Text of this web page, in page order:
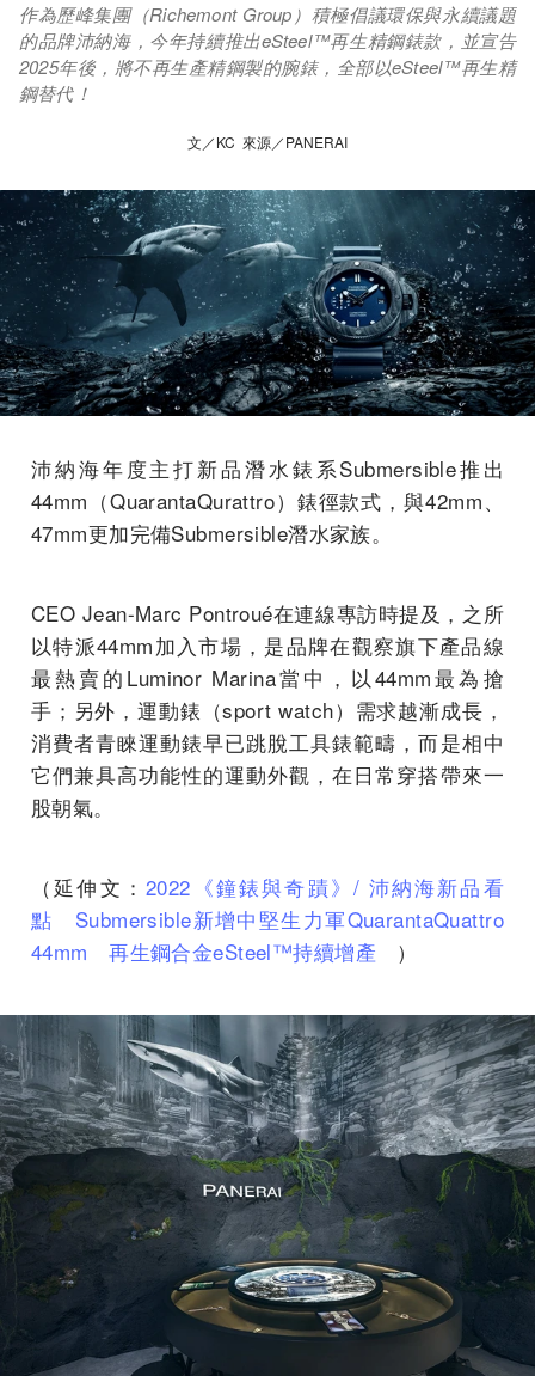
作為歷峰集團（Richemont Group）積極倡議環保與永續議題
的品牌沛納海，今年持續推出eSteel™再生精鋼錶款，並宣告
2025年後，將不再生產精鋼製的腕錶，全部以eSteel™再生精
鋼替代！
文／KC 來源／PANERAI
沛納海年度主打新品潛水錶系Submersible推出
44mm（QuarantaQurattro）錶徑款式，與42mm、
47mm更加完備Submersible潛水家族。
CEO Jean-Marc Pontroué在連線專訪時提及，之所
以特派44mm加入市場，是品牌在觀察旗下產品線
最熱賣的Luminor Marina當中，以44mm最為搶
手；另外，運動錶（sport watch）需求越漸成長，
消費者青睞運動錶早已跳脫工具錶範疇，而是相中
它們兼具高功能性的運動外觀，在日常穿搭帶來一
股朝氣。
（延伸文：2022《鐘錶與奇蹟》/ 沛納海新品看
點 Submersible新增中堅生力軍QuarantaQuattro
44mm 再生鋼合金eSteel™持續增產 ）